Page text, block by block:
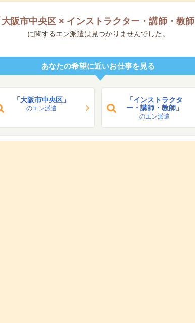
大阪市中央区 × インストラクター・講師・教師
に関するエン派遣は見つかりませんでした。
あなたの希望に近いお仕事を見る
「大阪市中央区」
のエン派遣
「インストラクタ
ー・講師・教師」
のエン派遣